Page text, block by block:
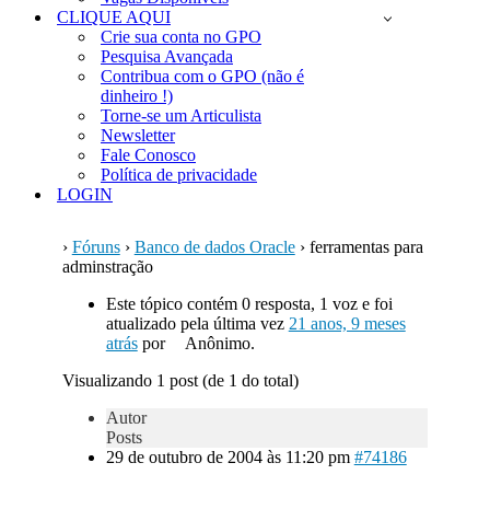
CLIQUE AQUI
Crie sua conta no GPO
Pesquisa Avançada
Contribua com o GPO (não é
dinheiro !)
Torne-se um Articulista
Newsletter
Fale Conosco
Política de privacidade
LOGIN
› Fóruns › Banco de dados Oracle › ferramentas para
adminstração
Este tópico contém 0 resposta, 1 voz e foi
atualizado pela última vez 21 anos, 9 meses
atráspor
Anônimo.
Visualizando 1 post (de 1 do total)
Autor
Posts
29 de outubro de 2004 às 11:20 pm #74186